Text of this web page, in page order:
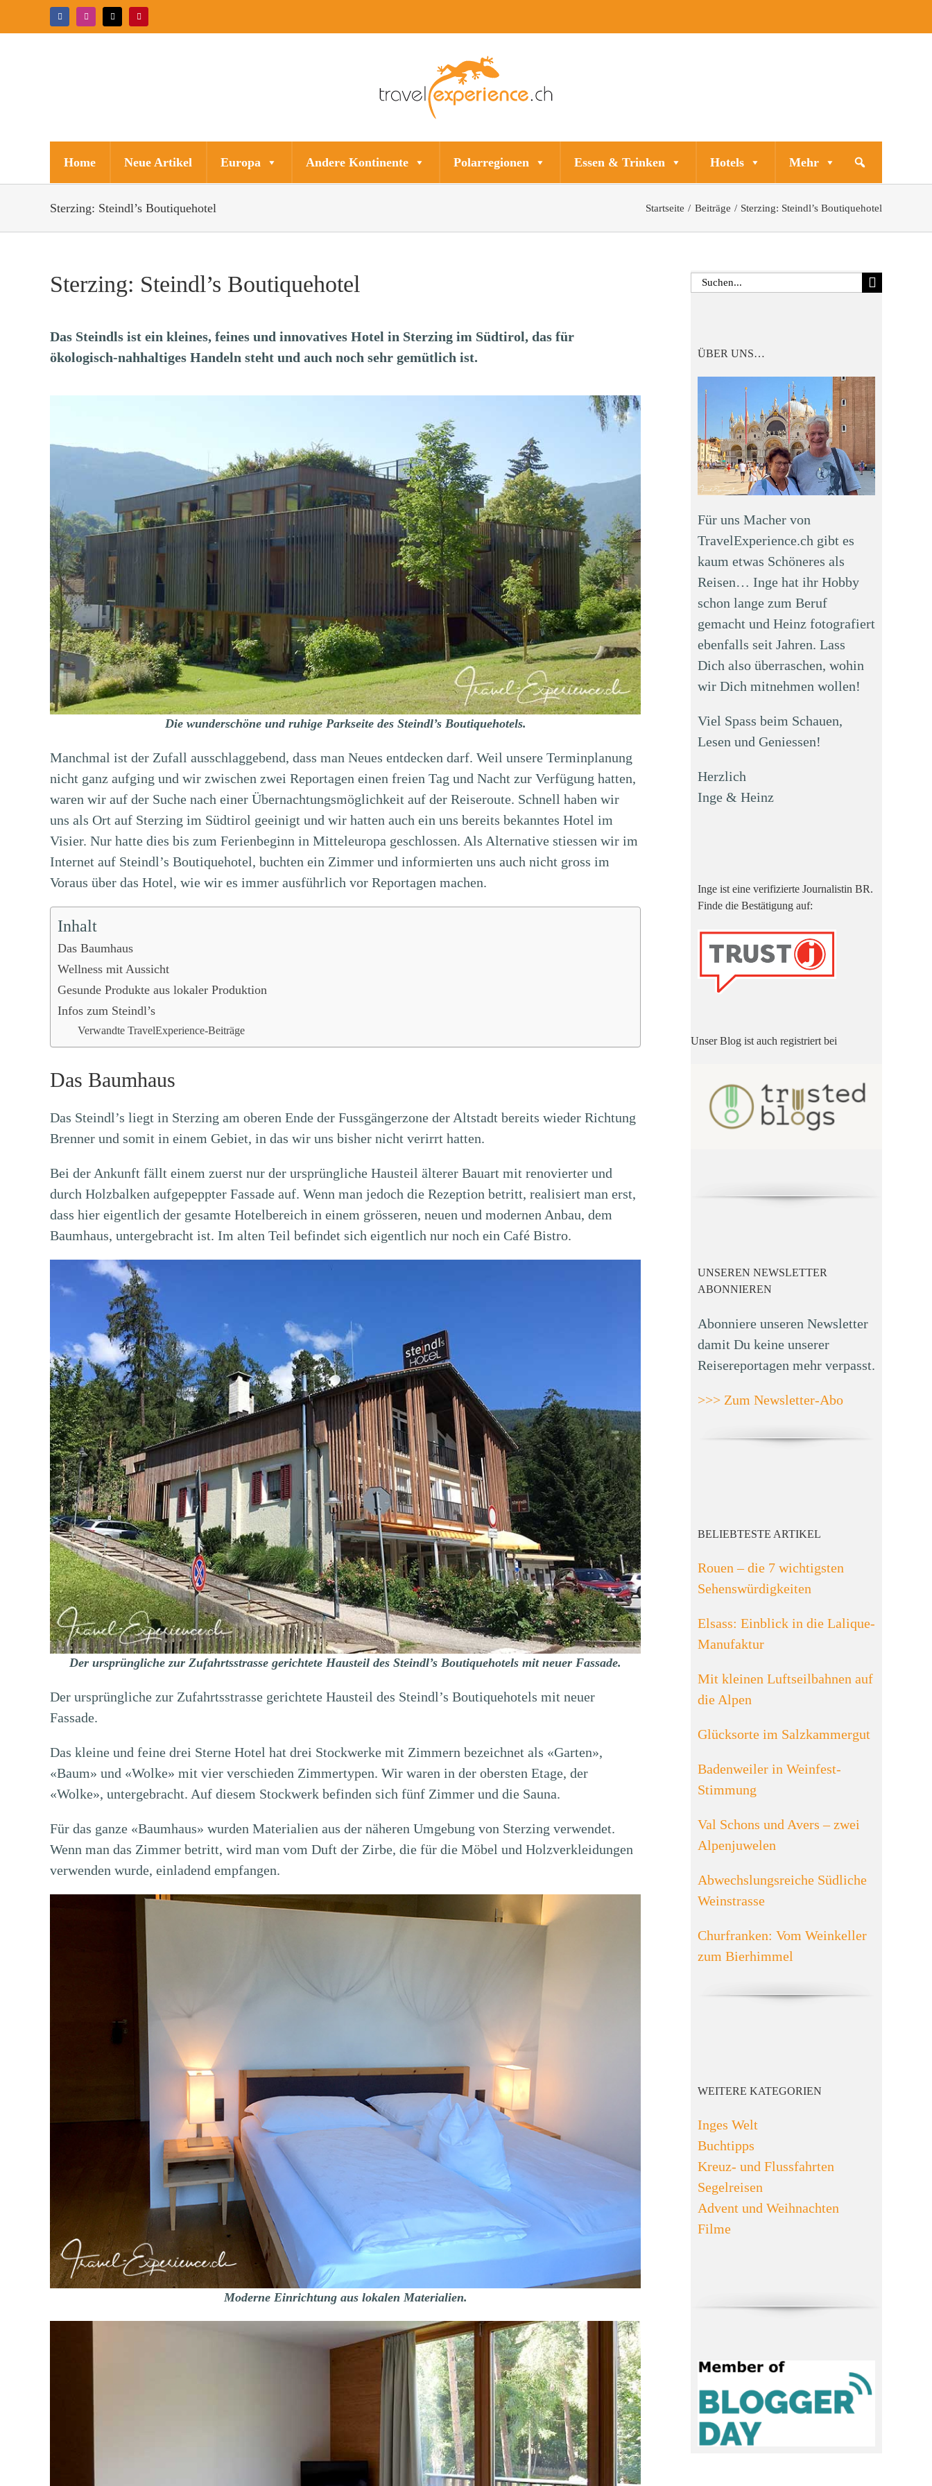
Inhalt
FacebookInstagram
X Pinterest
Home Neue Artikel Europa Andere Kontinente Polarregionen Essen & Trinken Hotels Mehr
Sterzing: Steindl’s Boutiquehotel Startseite Beiträge Sterzing: Steindl’s Boutiquehotel
Sterzing: Steindl’s Boutiquehotel
Das Steindls ist ein kleines, feines und innovatives Hotel in Sterzing im Südtirol, das für
ökologisch-nahhaltiges Handeln steht und auch noch sehr gemütlich ist.
Die wunderschöne und ruhige Parkseite des Steindl’s Boutiquehotels.
Manchmal ist der Zufall ausschlaggebend, dass man Neues entdecken darf. Weil unsere Terminplanung
nicht ganz aufging und wir zwischen zwei Reportagen einen freien Tag und Nacht zur Verfügung hatten,
waren wir auf der Suche nach einer Übernachtungsmöglichkeit auf der Reiseroute. Schnell haben wir
uns als Ort auf Sterzing im Südtirol geeinigt und wir hatten auch ein uns bereits bekanntes Hotel im
Visier. Nur hatte dies bis zum Ferienbeginn in Mitteleuropa geschlossen. Als Alternative stiessen wir im
Internet auf Steindl’s Boutiquehotel, buchten ein Zimmer und informierten uns auch nicht gross im
Voraus über das Hotel, wie wir es immer ausführlich vor Reportagen machen.
Inhalt
Das Baumhaus
Wellness mit Aussicht
Gesunde Produkte aus lokaler Produktion
Infos zum Steindl’s
Verwandte TravelExperience-Beiträge
Das Baumhaus
Das Steindl’s liegt in Sterzing am oberen Ende der Fussgängerzone der Altstadt bereits wieder Richtung
Brenner und somit in einem Gebiet, in das wir uns bisher nicht verirrt hatten.
Bei der Ankunft fällt einem zuerst nur der ursprüngliche Hausteil älterer Bauart mit renovierter und
durch Holzbalken aufgepeppter Fassade auf. Wenn man jedoch die Rezeption betritt, realisiert man erst,
dass hier eigentlich der gesamte Hotelbereich in einem grösseren, neuen und modernen Anbau, dem
Baumhaus, untergebracht ist. Im alten Teil befindet sich eigentlich nur noch ein Café Bistro.
Der ursprüngliche zur Zufahrtsstrasse gerichtete Hausteil des Steindl’s Boutiquehotels mit neuer Fassade.
Der ursprüngliche zur Zufahrtsstrasse gerichtete Hausteil des Steindl’s Boutiquehotels mit neuer
Fassade.
Das kleine und feine drei Sterne Hotel hat drei Stockwerke mit Zimmern bezeichnet als «Garten»,
«Baum» und «Wolke» mit vier verschieden Zimmertypen. Wir waren in der obersten Etage, der
«Wolke», untergebracht. Auf diesem Stockwerk befinden sich fünf Zimmer und die Sauna.
Für das ganze «Baumhaus» wurden Materialien aus der näheren Umgebung von Sterzing verwendet.
Wenn man das Zimmer betritt, wird man vom Duft der Zirbe, die für die Möbel und Holzverkleidungen
verwenden wurde, einladend empfangen.
Moderne Einrichtung aus lokalen Materialien.
Suche
ÜBER UNS…
Für uns Macher von
TravelExperience.ch gibt es
kaum etwas Schöneres als
Reisen… Inge hat ihr Hobby
schon lange zum Beruf
gemacht und Heinz fotografiert
ebenfalls seit Jahren. Lass
Dich also überraschen, wohin
wir Dich mitnehmen wollen!
Viel Spass beim Schauen,
Lesen und Geniessen!
Herzlich
Inge & Heinz
Inge ist eine verifizierte Journalistin BR.
Finde die Bestätigung auf:
Unser Blog ist auch registriert bei
UNSEREN NEWSLETTER
ABONNIEREN
Abonniere unseren Newsletter
damit Du keine unserer
Reisereportagen mehr verpasst.
>>> Zum Newsletter-Abo
BELIEBTESTE ARTIKEL
Rouen – die 7 wichtigsten
Sehenswürdigkeiten
Elsass: Einblick in die Lalique-
Manufaktur
Mit kleinen Luftseilbahnen auf
die Alpen
Glücksorte im Salzkammergut
Badenweiler in Weinfest-
Stimmung
Val Schons und Avers – zwei
Alpenjuwelen
Abwechslungsreiche Südliche
Weinstrasse
Churfranken: Vom Weinkeller
zum Bierhimmel
WEITERE KATEGORIEN
Inges Welt
Buchtipps
Kreuz- und Flussfahrten
Segelreisen
Advent und Weihnachten
Filme